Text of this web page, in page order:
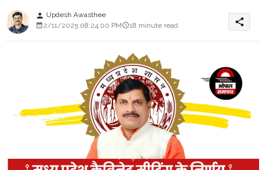
person Updesh Awasthee
2/11/2025 08:24:00 PM
18 minute read share